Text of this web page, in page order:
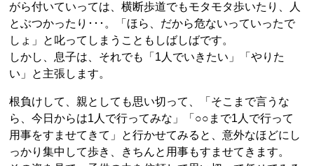
がら付いていっては、横断歩道でもモタモタ歩いたり、人
とぶつかったり･･･。「ほら、だから危ないっていったで
しょ」と叱ってしまうこともしばしばです。
しかし、息子は、それでも「1人でいきたい」「やりた
い」と主張します。
根負けして、親としても思い切って、「そこまで言うな
ら、今日からは1人で行ってみな」「○○まで1人で行って
用事をすませてきて」と行かせてみると、意外なほどにし
っかり集中して歩き、きちんと用事もすませてきます。